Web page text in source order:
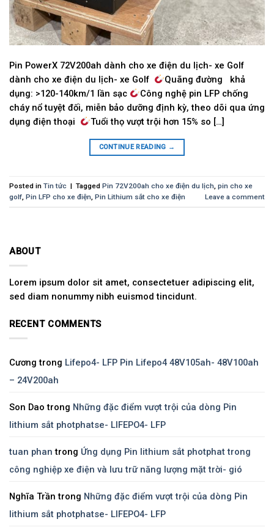
Pin PowerX 72V200ah dành cho xe điện du lịch- xe Golf
dành cho xe điện du lịch- xe Golf
Quãng đường khả
dụng: >120-140km/1 lần sạc
Công nghệ pin LFP chống
cháy nổ tuyệt đối, miễn bảo dưỡng định kỳ, theo dõi qua ứng
dụng điện thoại
Tuổi thọ vượt trội hơn 15% so […]
CONTINUE READING →
Posted in Tin tức | Tagged Pin 72V200ah cho xe điện du lịch, pin cho xe
golf, Pin LFP cho xe điện, Pin Lithium sắt cho xe điện Leave a comment
ABOUT
Lorem ipsum dolor sit amet, consectetuer adipiscing elit,
sed diam nonummy nibh euismod tincidunt.
RECENT COMMENTS
Cương trong Lifepo4- LFP Pin Lifepo4 48V105ah- 48V100ah
– 24V200ah
Son Dao trong Những đặc điểm vượt trội của dòng Pin
lithium sắt photphatse- LIFEPO4- LFP
tuan phan trong Ứng dụng Pin lithium sắt photphat trong
công nghiệp xe điện và lưu trữ năng lượng mặt trời- gió
Nghĩa Trần trong Những đặc điểm vượt trội của dòng Pin
lithium sắt photphatse- LIFEPO4- LFP